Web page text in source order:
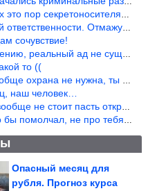
секретоносителям положена охрана? Это его зада
Отмажутся.
сочувствие!
реальный ад не существует.
то ((
не нужна, ты никакой ценности не представляеш
наш человек…
стоит пасть открывать! Не с тобой общаются!
помолчал, не про тебя речь.
5 малоизвестных, но
Опасный месяц для
рубля. Прогноз курса